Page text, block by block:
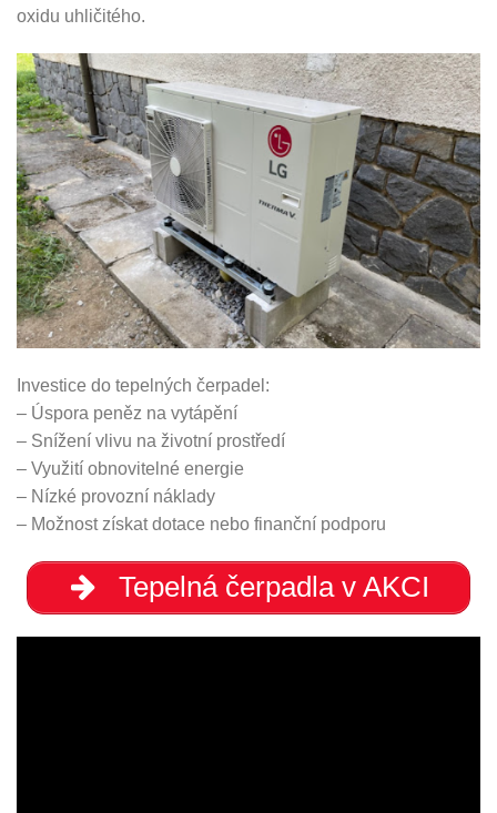
oxidu uhličitého.
Investice do tepelných čerpadel:
– Úspora peněz na vytápění
– Snížení vlivu na životní prostředí
– Využití obnovitelné energie
– Nízké provozní náklady
– Možnost získat dotace nebo finanční podporu
Tepelná čerpadla v AKCI